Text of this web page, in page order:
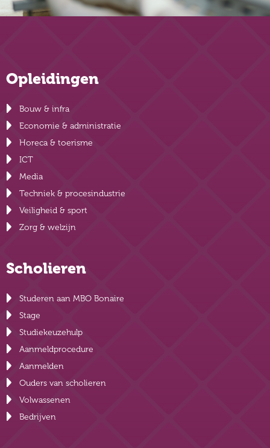
Opleidingen
Bouw & infra
Economie & administratie
Horeca & toerisme
ICT
Media
Techniek & procesindustrie
Veiligheid & sport
Zorg & welzijn
Scholieren
Studeren aan MBO Bonaire
Stage
Studiekeuzehulp
Aanmeldprocedure
Aanmelden
Ouders van scholieren
Volwassenen
Bedrijven